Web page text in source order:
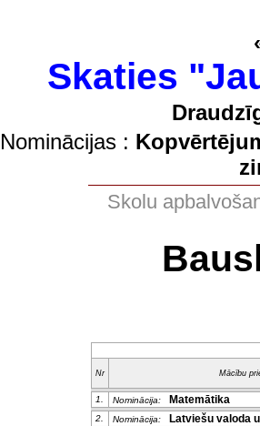
Skaties
Nominācijas :
Skolu
Nr Mācību
1. Nominācija: Matemātika
2. Nominācija: Latviešu valoda